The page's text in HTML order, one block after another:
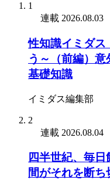
1
連載 2026.08.03
性知識イミダス
う～（前編）
基礎知識
イミダス編集部
2
連載 2026.08.04
四半世紀、毎
間がそれを断